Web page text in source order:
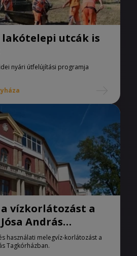
lakótelepi utcák is
nyári útfelújítási programja
vízkorlátozást a
András
használati melegvíz-korlátozást a
Tagkórházban.